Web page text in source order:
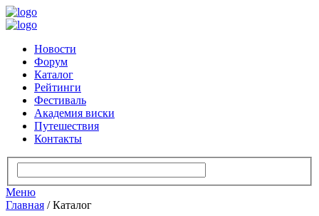
Новости
Форум
Каталог
Рейтинги
Фестиваль
Академия виски
Путешествия
Контакты
Меню
Главная /Каталог